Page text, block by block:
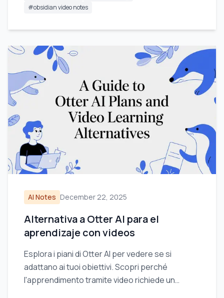
#obsidian video notes
AI Notes December 22, 2025
Alternativa a Otter AI para el
aprendizaje con videos
Esplora i piani di Otter AI per vedere se si
adattano ai tuoi obiettivi. Scopri perché
l'apprendimento tramite video richiede un